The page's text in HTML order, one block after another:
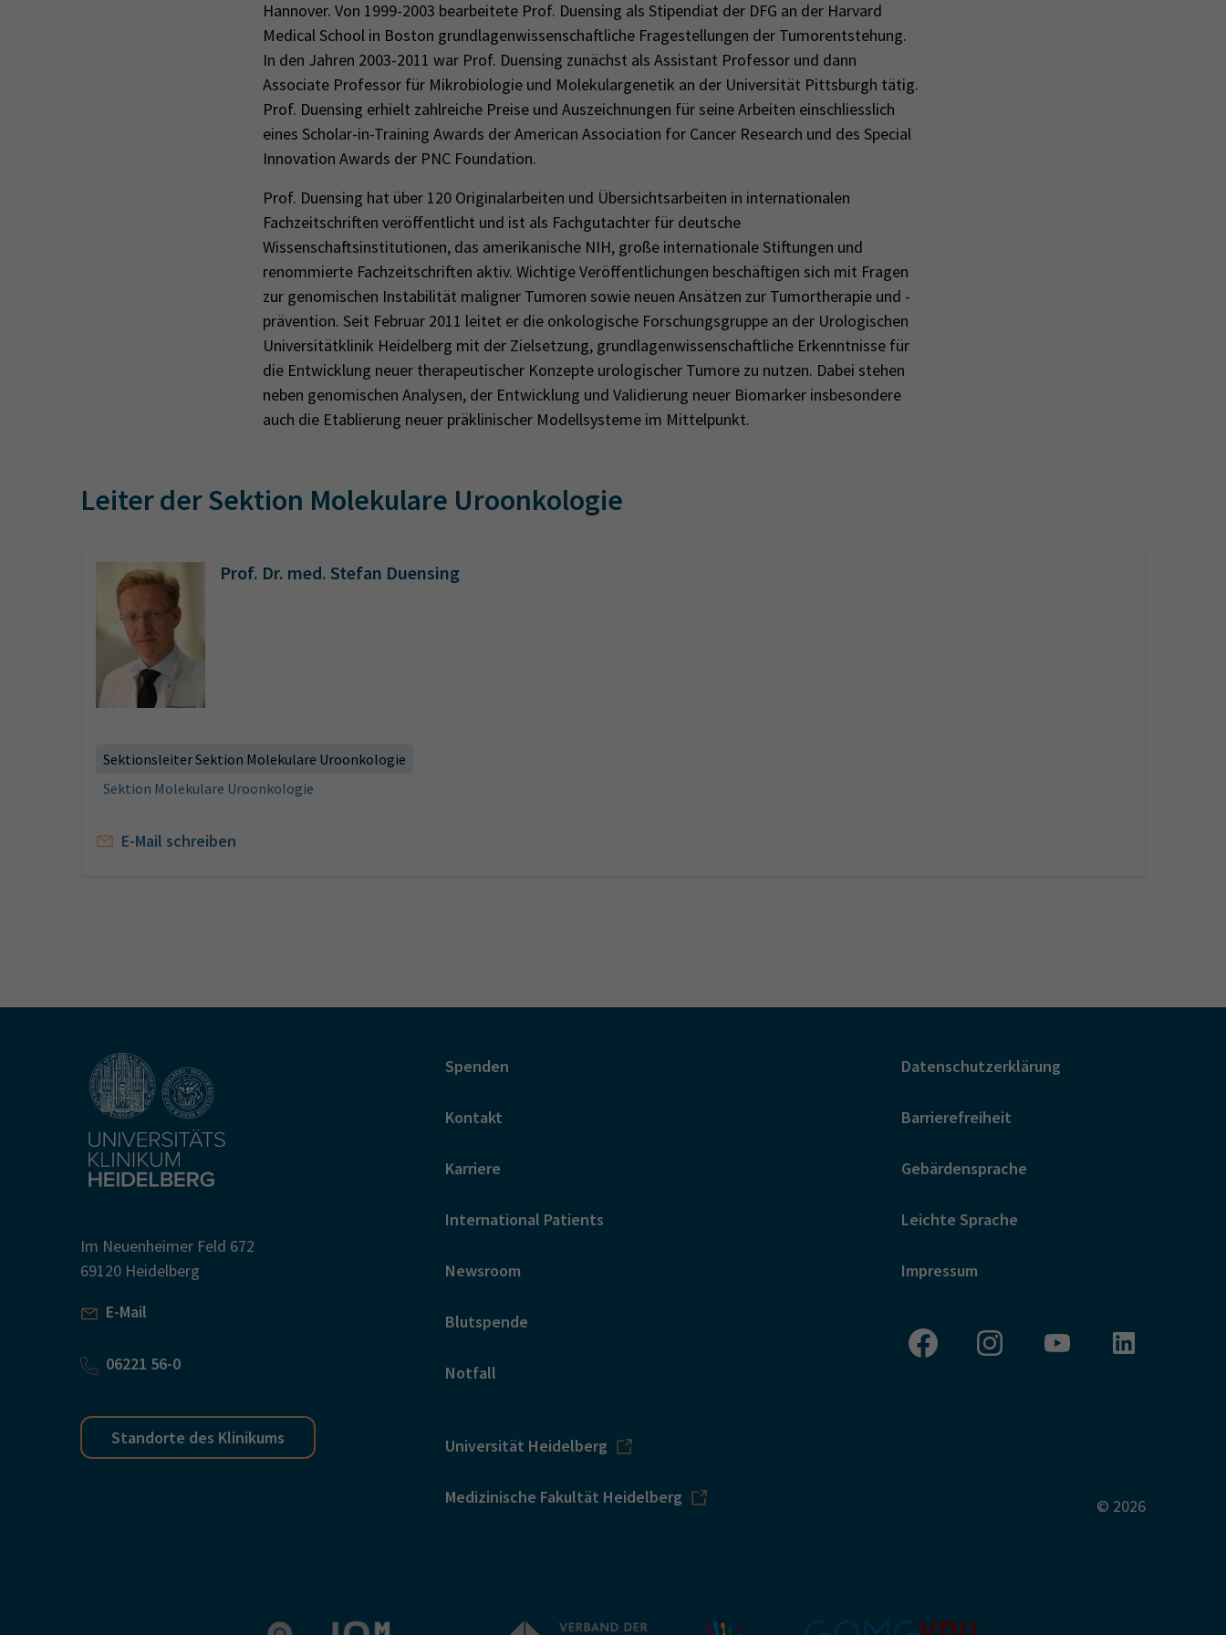
Hannover. Von 1999-2003 bearbeitete Prof. Duensing als Stipendiat der DFG an der Harvard
Medical School in Boston grundlagenwissenschaftliche Fragestellungen der Tumorentstehung.
In den Jahren 2003-2011 war Prof. Duensing zunächst als Assistant Professor und dann
Associate Professor für Mikrobiologie und Molekulargenetik an der Universität Pittsburgh tätig.
Prof. Duensing erhielt zahlreiche Preise und Auszeichnungen für seine Arbeiten einschliesslich
eines Scholar-in-Training Awards der American Association for Cancer Research und des Special
Innovation Awards der PNC Foundation.
Prof. Duensing hat über 120 Originalarbeiten und Übersichtsarbeiten in internationalen
Fachzeitschriften veröffentlicht und ist als Fachgutachter für deutsche
Wissenschaftsinstitutionen, das amerikanische NIH, große internationale Stiftungen und
renommierte Fachzeitschriften aktiv. Wichtige Veröffentlichungen beschäftigen sich mit Fragen
zur genomischen Instabilität maligner Tumoren sowie neuen Ansätzen zur Tumortherapie und -
prävention. Seit Februar 2011 leitet er die onkologische Forschungsgruppe an der Urologischen
Universitätklinik Heidelberg mit der Zielsetzung, grundlagenwissenschaftliche Erkenntnisse für
die Entwicklung neuer therapeutischer Konzepte urologischer Tumore zu nutzen. Dabei stehen
neben genomischen Analysen, der Entwicklung und Validierung neuer Biomarker insbesondere
auch die Etablierung neuer präklinischer Modellsysteme im Mittelpunkt.
Leiter der Sektion Molekulare Uroonkologie
Prof. Dr. med. Stefan Duensing
Sektionsleiter Sektion Molekulare Uroonkologie
Sektion Molekulare Uroonkologie
E-Mail schreiben
Im Neuenheimer Feld 672
69120 Heidelberg
E-Mail
06221 56-0
Standorte des Klinikums
Spenden
Kontakt
Karriere
International Patients
Newsroom
Blutspende
Notfall
Universität Heidelberg
Medizinische Fakultät Heidelberg
Datenschutzerklärung
Barrierefreiheit
Gebärdensprache
Leichte Sprache
Impressum
© 2026